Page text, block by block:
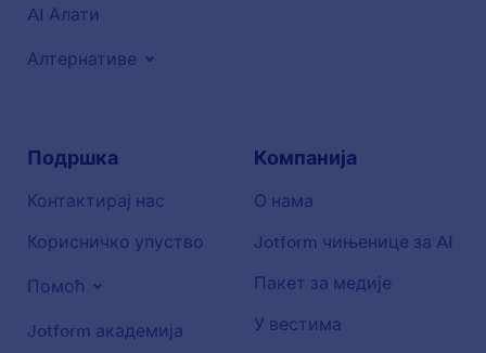
AI Алати
Алтернативе
Подршка
Контактирај нас
Корисничко упуство
Помоћ
Jotform академија
Компанија
О нама
Jotform чињенице за AI
Пакет за медије
У вестима